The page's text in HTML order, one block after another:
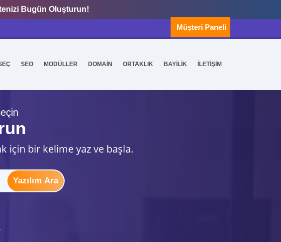
Bugün Oluşturun!
Müşteri Paneli
SEO MODÜLLER DOMAİN ORTAKLIK BAYİLİK İLETİŞİM
için bir kelime yaz ve başla.
Yazılım Ara